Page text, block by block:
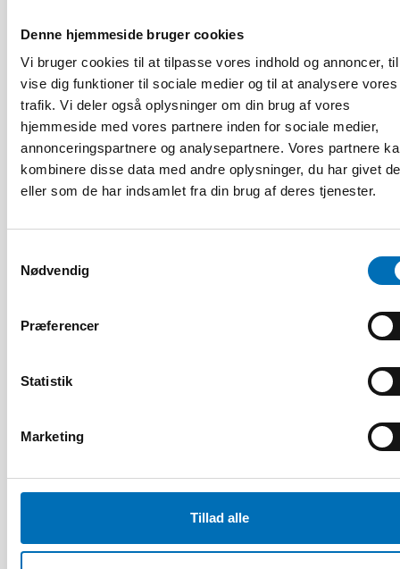
Denne hjemmeside bruger cookies
Vi bruger cookies til at tilpasse vores indhold og annoncer,
vise dig funktioner til sociale medier og til at analysere vores
trafik. Vi deler også oplysninger om din brug af vores
hjemmeside med vores partnere inden for sociale medier,
annonceringspartnere og analysepartnere. Vores partnere
kombinere disse data med andre oplysninger, du har givet
eller som de har indsamlet fra din brug af deres tjenester.
Nødvendig
Præferencer
Statistik
Marketing
Tillad alle
Tactile Working Memory Scale – A Professional
10